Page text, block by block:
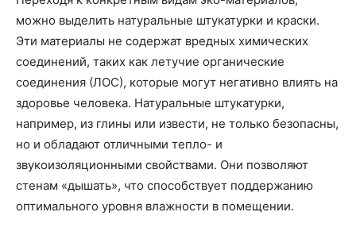
можно выделить натуральные штукатурки и краски.
Эти материалы не содержат вредных химических
соединений, таких как летучие органические
соединения (ЛОС), которые могут негативно влиять на
здоровье человека. Натуральные штукатурки,
например, из глины или извести, не только безопасны,
но и обладают отличными тепло- и
звукоизоляционными свойствами. Они позволяют
стенам «дышать», что способствует поддержанию
оптимального уровня влажности в помещении.